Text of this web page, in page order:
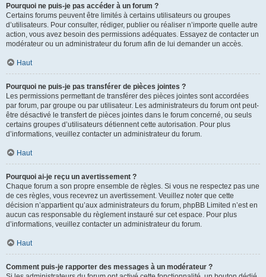
Pourquoi ne puis-je pas accéder à un forum ?
Certains forums peuvent être limités à certains utilisateurs ou groupes
d’utilisateurs. Pour consulter, rédiger, publier ou réaliser n’importe quelle autre
action, vous avez besoin des permissions adéquates. Essayez de contacter un
modérateur ou un administrateur du forum afin de lui demander un accès.
Haut
Pourquoi ne puis-je pas transférer de pièces jointes ?
Les permissions permettant de transférer des pièces jointes sont accordées
par forum, par groupe ou par utilisateur. Les administrateurs du forum ont peut-
être désactivé le transfert de pièces jointes dans le forum concerné, ou seuls
certains groupes d’utilisateurs détiennent cette autorisation. Pour plus
d’informations, veuillez contacter un administrateur du forum.
Haut
Pourquoi ai-je reçu un avertissement ?
Chaque forum a son propre ensemble de règles. Si vous ne respectez pas une
de ces règles, vous recevrez un avertissement. Veuillez noter que cette
décision n’appartient qu’aux administrateurs du forum, phpBB Limited n’est en
aucun cas responsable du règlement instauré sur cet espace. Pour plus
d’informations, veuillez contacter un administrateur du forum.
Haut
Comment puis-je rapporter des messages à un modérateur ?